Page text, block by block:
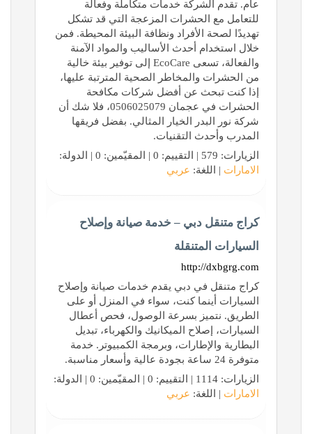
عام. تقدم الشركة خدمات متكاملة وفعالة
للتعامل مع الحشرات المزعجة التي قد تشكل
تهديدًا لصحة الأفراد ونظافة البيئة المحيطة. فمن
خلال استخدام أحدث الأساليب والمواد الآمنة
والفعالة، تسعى EcoCare إلى توفير بيئة خالية
من الحشرات والمخاطر الصحية المترتبة عليها،
إذا كنت تبحث عن أفضل شركات مكافحة
الحشرات في عجمان 0506025079، فلا شك أن
شركة نور البدر الخيار المثالي. بفضل فريقها
المدرب وأحدث التقنيات.
الزيارات: 579 | التقييم: 0 | المقيّمين: 0 | الدولة:
الامارات | اللغة: عربي
كراج متنقل دبي – خدمة صيانة وإصلاح
السيارات المتنقلة
http://dxbgrg.com
كراج متنقل في دبي يقدم خدمات صيانة وإصلاح
السيارات أينما كنت، سواء في المنزل أو على
الطريق. نتميز بسرعة الوصول، فحص أعطال
السيارات، إصلاح الميكانيك والكهرباء، تبديل
البطارية والإطارات، وبرمجة الكمبيوتر. خدمة
متوفرة 24 ساعة بجودة عالية وأسعار مناسبة.
الزيارات: 1114 | التقييم: 0 | المقيّمين: 0 | الدولة:
الامارات | اللغة: عربي